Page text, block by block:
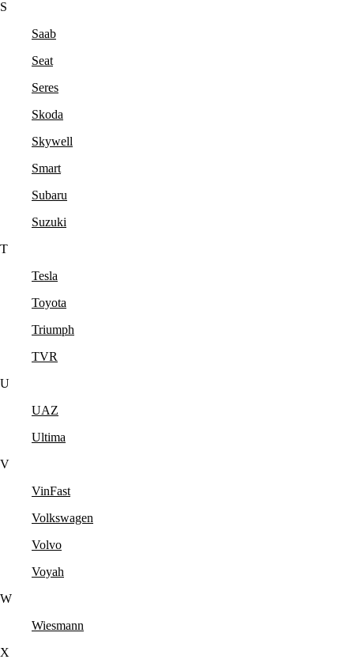
S
Saab
Seat
Seres
Skoda
Skywell
Smart
Subaru
Suzuki
T
Tesla
Toyota
Triumph
TVR
U
UAZ
Ultima
V
VinFast
Volkswagen
Volvo
Voyah
W
Wiesmann
X